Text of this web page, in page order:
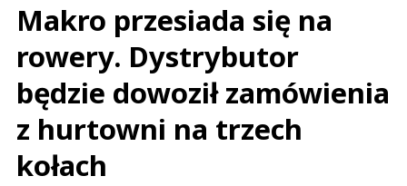
Makro przesiada się na
rowery. Dystrybutor
będzie dowoził zamówienia
z hurtowni na trzech
kołach